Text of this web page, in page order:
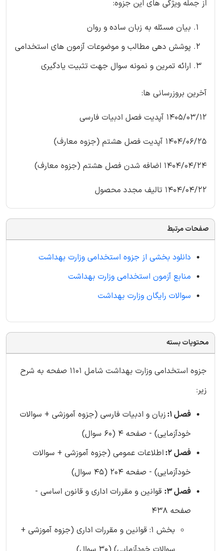
از جمله ویژگی های این جزوه:
بیان مسئله به زبان ساده و روان
پوشش دهی مطالب و موضوعات آزمون های استخدامی
ارائه تمرین و نمونه سوال جهت تثبیت یادگیری
آخرین بروزرسانی ها:
1405/03/12 آپدیت فصل ادبیات فارسی
1404/06/25 آپدیت فصل هشتم (جزوه معارف)
1404/04/24 اضافه شدن فصل هشتم (جزوه معارف)
1404/04/22 تالیف مجدد محصول
صفحات مرتبط
دانلود بخشی از جزوه استخدامی وزارت بهداشت
منابع آزمون استخدامی وزارت بهداشت
سوالات رایگان وزارت بهداشت
محتویات بسته
جزوه استخدامی وزارت بهداشت شامل 1101 صفحه به شرح
زیر:
فصل 1:
زبان و ادبیات فارسی (جزوه آموزشی + سوالات
خودآزمایی) - صفحه 4 (60 سوال)
فصل 2:
اطلاعات عمومی (جزوه آموزشی + سوالات
خودآزمایی) - صفحه 204 (45 سوال)
فصل 3:
قوانین و مقررات اداری و قانون اساسی -
صفحه 438
بخش 1: قوانین و مقررات اداری (جزوه آموزشی +